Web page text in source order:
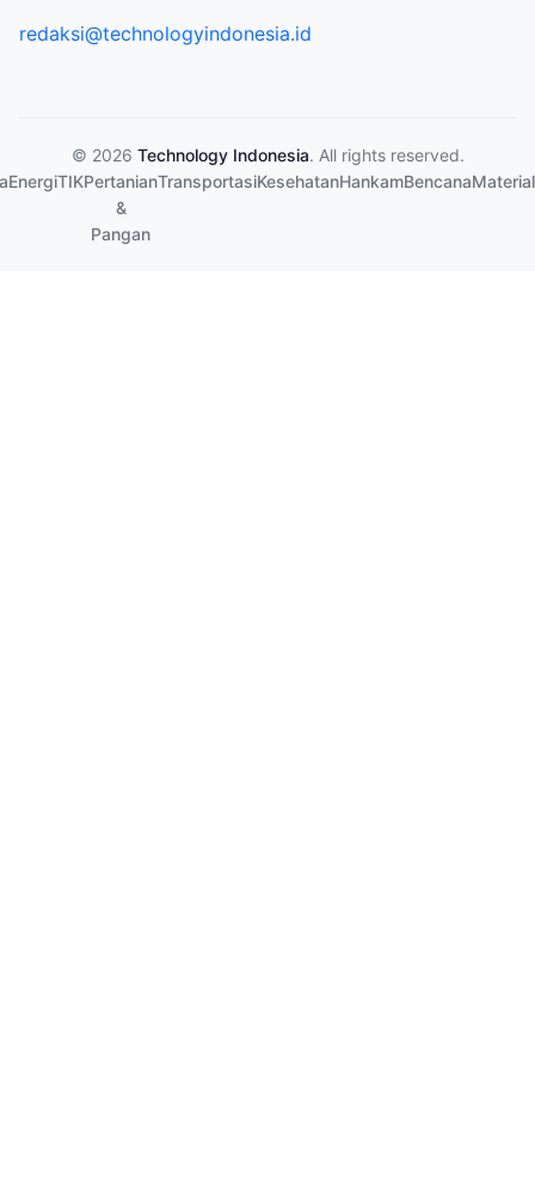
redaksi@technologyindonesia.id
© 2026 Technology Indonesia. All rights reserved.
EnergiTIKPertanian
&
Pangan
TransportasiKesehatanHankamBencanaMaterial